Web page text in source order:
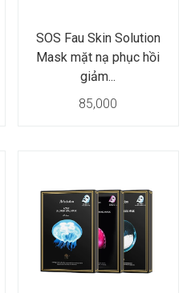
SOS Fau Skin Solution
Mask mặt nạ phục hồi
giảm...
85,000